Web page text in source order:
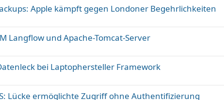
Apple kämpft gegen Londoner Begehrlichkeiten
Langflow und Apache-Tomcat-Server
bei Laptophersteller Framework
Lücke ermöglichte Zugriff ohne Authentifizierung